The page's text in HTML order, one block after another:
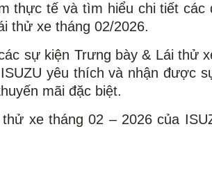
thực tế và tìm hiểu chi tiết các
thử xe tháng 02/2026.
sự kiện Trưng bày & Lái thử
yêu thích và nhận được
mãi đặc biệt.
xe tháng 02 – 2026 của